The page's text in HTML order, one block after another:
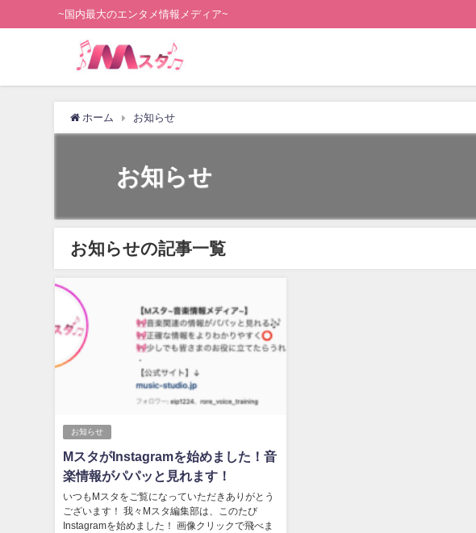
~国内最大のエンタメ情報メディア~
ホーム お知らせ
お知らせ
お知らせの記事一覧
お知らせ
MスタがInstagramを始めました！音
楽情報がパパッと見れます！
いつもMスタをご覧になっていただきありがとう
ございます！ 我々Mスタ編集部は、このたび
Instagramを始めました！ 画像クリックで飛べま